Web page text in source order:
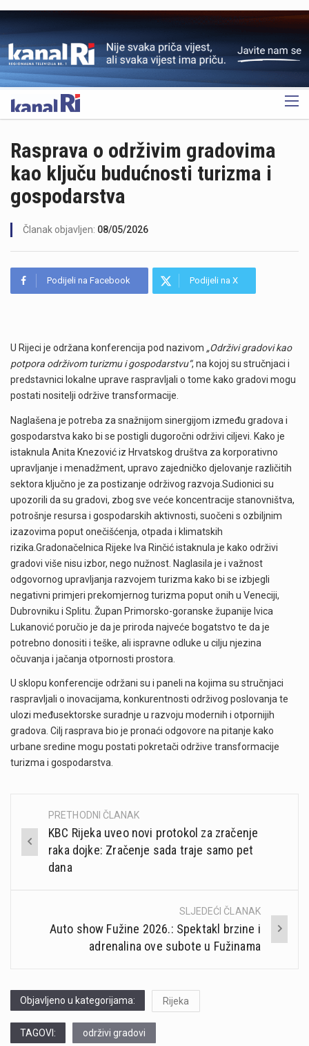
OGLAS
Rasprava o održivim gradovima
kao ključu budućnosti turizma i
gospodarstva
Članak objavljen: 08/05/2026
Podijeli na Facebook Podijeli na X
U Rijeci je održana konferencija pod nazivom „Održivi gradovi kao
potpora održivom turizmu i gospodarstvu“, na kojoj su stručnjaci i
predstavnici lokalne uprave raspravljali o tome kako gradovi mogu
postati nositelji održive transformacije.
Naglašena je potreba za snažnijom sinergijom između gradova i
gospodarstva kako bi se postigli dugoročni održivi ciljevi. Kako je
istaknula Anita Knezović iz Hrvatskog društva za korporativno
upravljanje i menadžment, upravo zajedničko djelovanje različitih
sektora ključno je za postizanje održivog razvoja.Sudionici su
upozorili da su gradovi, zbog sve veće koncentracije stanovništva,
potrošnje resursa i gospodarskih aktivnosti, suočeni s ozbiljnim
izazovima poput onečišćenja, otpada i klimatskih
rizika.Gradonačelnica Rijeke Iva Rinčić istaknula je kako održivi
gradovi više nisu izbor, nego nužnost. Naglasila je i važnost
odgovornog upravljanja razvojem turizma kako bi se izbjegli
negativni primjeri prekomjernog turizma poput onih u Veneciji,
Dubrovniku i Splitu. Župan Primorsko-goranske županije Ivica
Lukanović poručio je da je priroda najveće bogatstvo te da je
potrebno donositi i teške, ali ispravne odluke u cilju njezina
očuvanja i jačanja otpornosti prostora.
U sklopu konferencije održani su i paneli na kojima su stručnjaci
raspravljali o inovacijama, konkurentnosti održivog poslovanja te
ulozi međusektorske suradnje u razvoju modernih i otpornijih
gradova. Cilj rasprava bio je pronaći odgovore na pitanje kako
urbane sredine mogu postati pokretači održive transformacije
turizma i gospodarstva.
Post
navigation
PRETHODNI ČLANAK
KBC Rijeka uveo novi protokol za zračenje
raka dojke: Zračenje sada traje samo pet
dana
SLJEDEĆI ČLANAK
Auto show Fužine 2026.: Spektakl brzine i
adrenalina ove subote u Fužinama
Objavljeno u kategorijama: Rijeka
TAGOVI: održivi gradovi